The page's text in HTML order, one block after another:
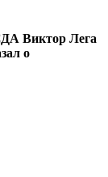
Виктор Лега
о